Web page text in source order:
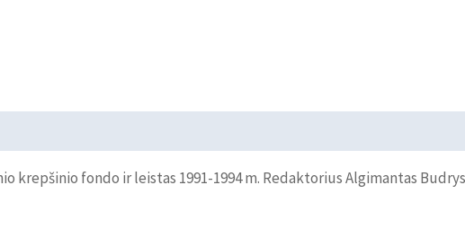
krepšinio fondo ir leistas 1991-1994 m. Redaktorius Algimantas